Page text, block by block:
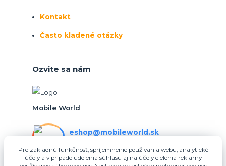
Kontakt
Často kladené otázky
Ozvite sa nám
Mobile World
eshop@mobileworld.sk
Pre základnú funkčnosť, spríjemnenie používania webu, analytické
účely a v prípade udelenia súhlasu aj na účely cielenia reklamy